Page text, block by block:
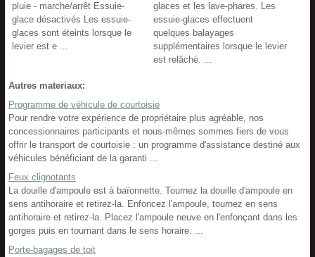
pluie - marche/arrêt Essuie-
glace désactivés Les essuie-
glaces sont éteints lorsque le
levier est e ...
glaces et les lave-phares. Les
essuie-glaces effectuent
quelques balayages
supplémentaires lorsque le levier
est relâché. ...
Autres materiaux:
Programme de véhicule de courtoisie
Pour rendre votre expérience de propriétaire plus agréable, nos
concessionnaires participants et nous-mêmes sommes fiers de vous
offrir le transport de courtoisie : un programme d'assistance destiné aux
véhicules bénéficiant de la garanti ...
Feux clignotants
La douille d'ampoule est à baïonnette. Tournez la douille d'ampoule en
sens antihoraire et retirez-la. Enfoncez l'ampoule, tournez en sens
antihoraire et retirez-la. Placez l'ampoule neuve en l'enfonçant dans les
gorges puis en tournant dans le sens horaire. ...
Porte-bagages de toit